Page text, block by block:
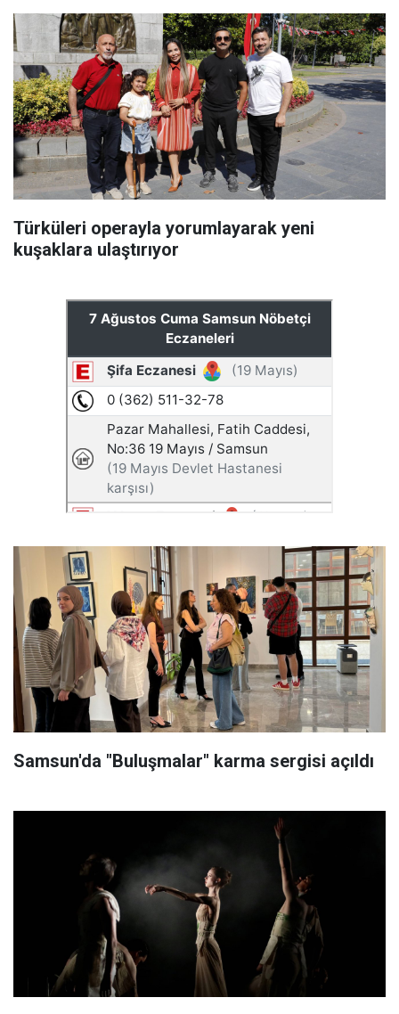
Türküleri operayla yorumlayarak yeni
kuşaklara ulaştırıyor
Samsun'da "Buluşmalar" karma sergisi açıldı